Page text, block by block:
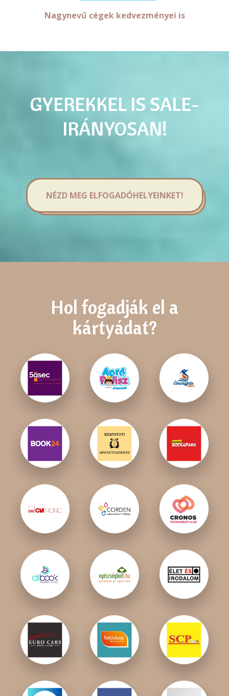
Nagynevű cégek kedvezményei is
GYEREKKEL IS SALE-
IRÁNYOSAN!
NÉZD MEG ELFOGADÓHELYEINKET!
Hol fogadják el a
kártyádat?